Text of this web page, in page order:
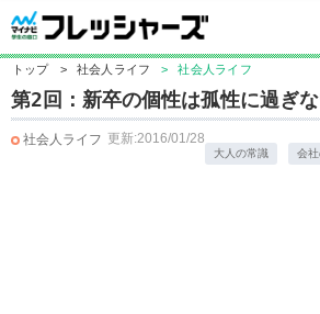
トップ > 社会人ライフ > 社会人ライフ
第2回：新卒の個性は孤性に過ぎ
社会人ライフ 更新:2016/01/28
大人の常識 会